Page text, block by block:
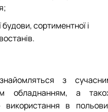
сортиментної і
з
обладнанням, а
використання в